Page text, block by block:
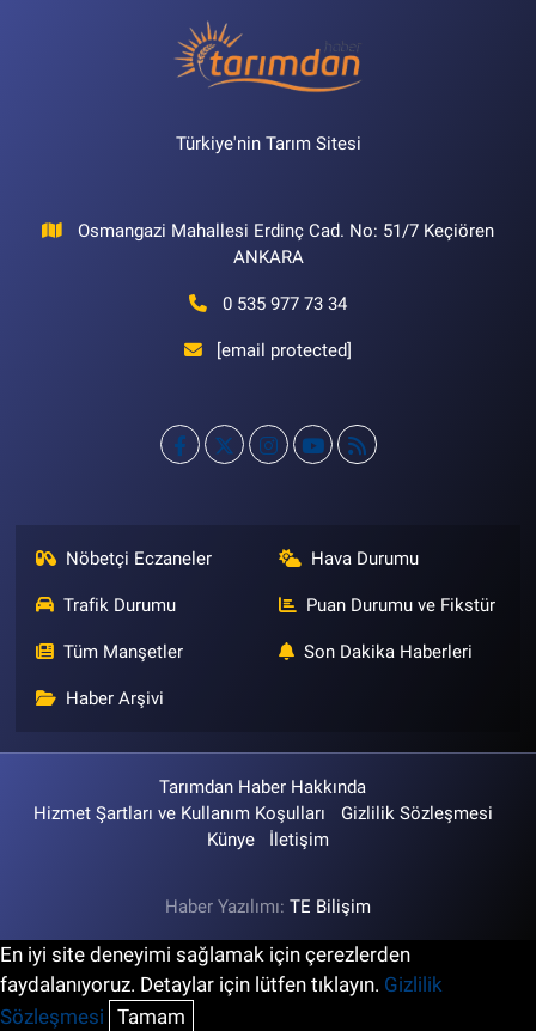
Türkiye'nin Tarım Sitesi
Osmangazi Mahallesi Erdinç Cad. No: 51/7 Keçiören
ANKARA
0 535 977 73 34
[email protected]
Nöbetçi Eczaneler Hava Durumu
Trafik Durumu Puan Durumu ve Fikstür
Tüm Manşetler Son Dakika Haberleri
Haber Arşivi
Tarımdan Haber Hakkında
Hizmet Şartları ve Kullanım Koşulları
Gizlilik Sözleşmesi
Künye
İletişim
Haber Yazılımı: TE Bilişim
En iyi site deneyimi sağlamak için çerezlerden
faydalanıyoruz. Detaylar için lütfen tıklayın. Gizlilik
Sözleşmesi Tamam